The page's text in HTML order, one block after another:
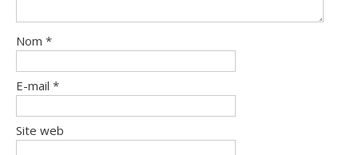
Nom *
E-mail *
Site web